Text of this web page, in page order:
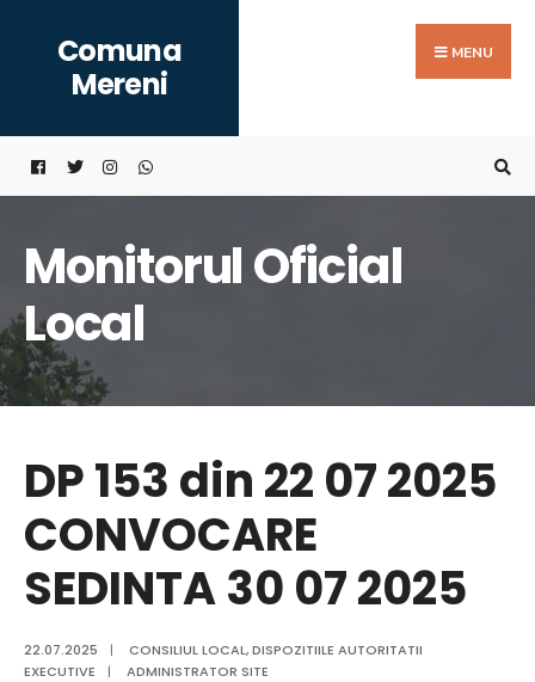
content
Comuna
Mereni
MENU
Monitorul Oficial
Local
DP 153 din 22 07 2025
CONVOCARE
SEDINTA 30 07 2025
22.07.2025 | CONSILIUL LOCAL,DISPOZITIILE AUTORITATII
EXECUTIVE
| ADMINISTRATOR SITE
for: